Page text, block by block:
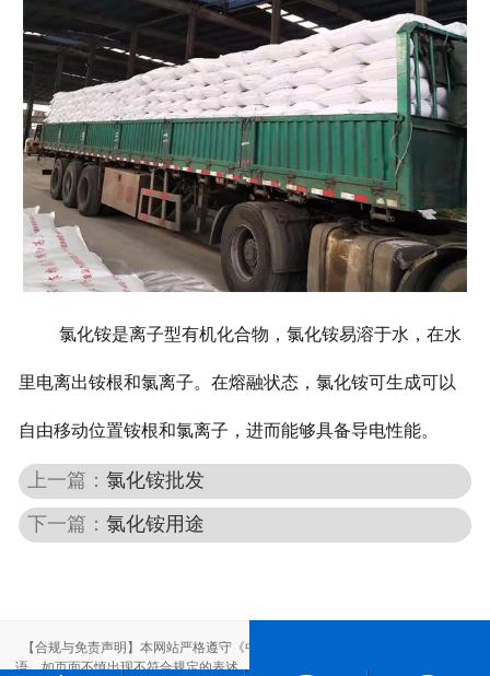
联系我们
氯化铵是离子型有机化合物， 氯化铵易溶于水，在水
里电离出铵根和氯离子。 在熔融状态， 氯化铵可生成可以
自由移动位置铵根和氯离子，进而能够具备导电性能。
上一篇：氯化铵批发
下一篇：氯化铵用途
【合规与免责声明】本网站严格遵守《中华人民共和国广告法》，尽力规范用
语。如页面不慎出现不符合规定的表述，敬请联系我们，将立即更正；相关内容